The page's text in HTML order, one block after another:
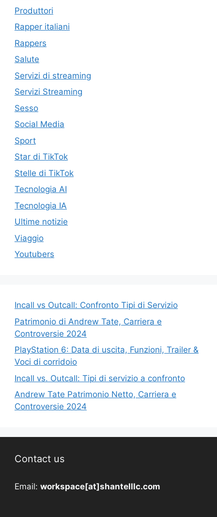
Produttori
Rapper italiani
Rappers
Salute
Servizi di streaming
Servizi Streaming
Sesso
Social Media
Sport
Star di TikTok
Stelle di TikTok
Tecnologia AI
Tecnologia IA
Ultime notizie
Viaggio
Youtubers
Incall vs Outcall: Confronto Tipi di Servizio
Patrimonio di Andrew Tate, Carriera e
Controversie 2024
PlayStation 6: Data di uscita, Funzioni, Trailer &
Voci di corridoio
Incall vs. Outcall: Tipi di servizio a confronto
Andrew Tate Patrimonio Netto, Carriera e
Controversie 2024
Contact us
Email: workspace[at]shantelllc.com